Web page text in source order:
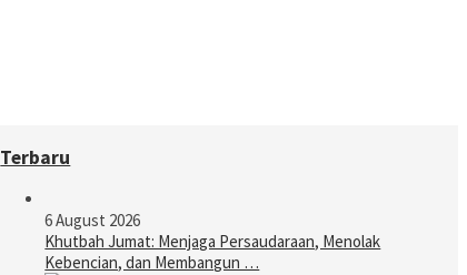
Terbaru
6 August 2026
Khutbah Jumat: Menjaga Persaudaraan, Menolak
Kebencian, dan Membangun …